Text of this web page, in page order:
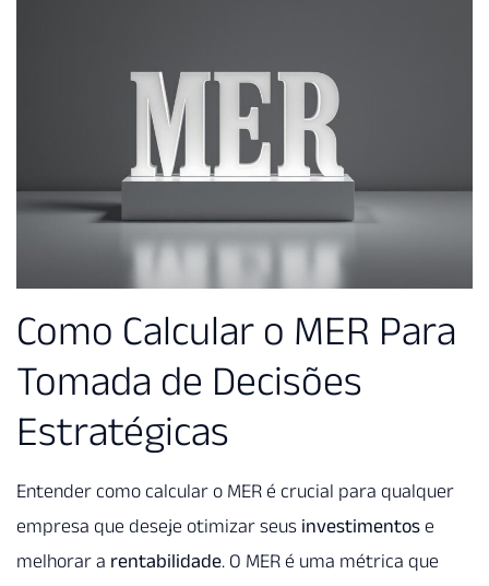
Como Calcular o MER Para
Tomada de Decisões
Estratégicas
Entender como calcular o MER é crucial para qualquer
empresa que deseje otimizar seus investimentos e
melhorar a rentabilidade. O MER é uma métrica que